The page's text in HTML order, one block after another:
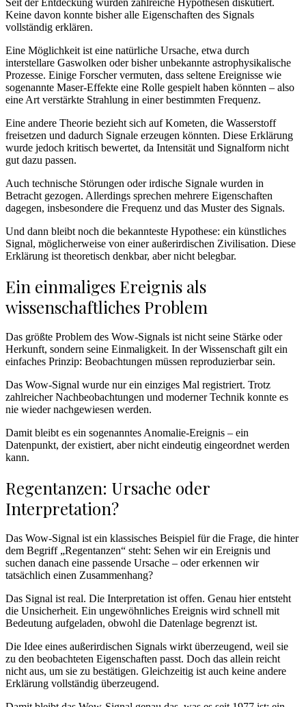
Seit der Entdeckung wurden zahlreiche Hypothesen diskutiert.
Keine davon konnte bisher alle Eigenschaften des Signals
vollständig erklären.
Eine Möglichkeit ist eine natürliche Ursache, etwa durch
interstellare Gaswolken oder bisher unbekannte astrophysikalische
Prozesse. Einige Forscher vermuten, dass seltene Ereignisse wie
sogenannte Maser-Effekte eine Rolle gespielt haben könnten – also
eine Art verstärkte Strahlung in einer bestimmten Frequenz.
Eine andere Theorie bezieht sich auf Kometen, die Wasserstoff
freisetzen und dadurch Signale erzeugen könnten. Diese Erklärung
wurde jedoch kritisch bewertet, da Intensität und Signalform nicht
gut dazu passen.
Auch technische Störungen oder irdische Signale wurden in
Betracht gezogen. Allerdings sprechen mehrere Eigenschaften
dagegen, insbesondere die Frequenz und das Muster des Signals.
Und dann bleibt noch die bekannteste Hypothese: ein künstliches
Signal, möglicherweise von einer außerirdischen Zivilisation. Diese
Erklärung ist theoretisch denkbar, aber nicht belegbar.
Ein einmaliges Ereignis als
wissenschaftliches Problem
Das größte Problem des Wow-Signals ist nicht seine Stärke oder
Herkunft, sondern seine Einmaligkeit. In der Wissenschaft gilt ein
einfaches Prinzip: Beobachtungen müssen reproduzierbar sein.
Das Wow-Signal wurde nur ein einziges Mal registriert. Trotz
zahlreicher Nachbeobachtungen und moderner Technik konnte es
nie wieder nachgewiesen werden.
Damit bleibt es ein sogenanntes Anomalie-Ereignis – ein
Datenpunkt, der existiert, aber nicht eindeutig eingeordnet werden
kann.
Regentanzen: Ursache oder
Interpretation?
Das Wow-Signal ist ein klassisches Beispiel für die Frage, die hinter
dem Begriff „Regentanzen“ steht: Sehen wir ein Ereignis und
suchen danach eine passende Ursache – oder erkennen wir
tatsächlich einen Zusammenhang?
Das Signal ist real. Die Interpretation ist offen. Genau hier entsteht
die Unsicherheit. Ein ungewöhnliches Ereignis wird schnell mit
Bedeutung aufgeladen, obwohl die Datenlage begrenzt ist.
Die Idee eines außerirdischen Signals wirkt überzeugend, weil sie
zu den beobachteten Eigenschaften passt. Doch das allein reicht
nicht aus, um sie zu bestätigen. Gleichzeitig ist auch keine andere
Erklärung vollständig überzeugend.